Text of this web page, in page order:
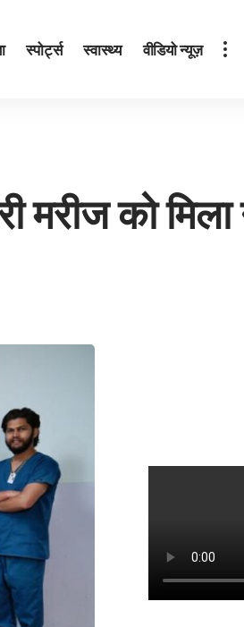
स्पोर्ट्स स्वास्थ्य वीडियो न्यूज़
मरीज को